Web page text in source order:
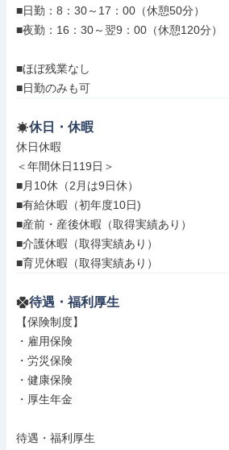
■日勤：8：30～17：00（休憩50分）
■夜勤：16：30～翌9：00（休憩120分）
■ほぼ残業なし
■日勤のみも可
休日・休暇
休日休暇
＜年間休日119日＞
■月10休（2月は9日休）
■有給休暇（初年度10日)
■産前・産後休暇（取得実績あり）
■介護休暇（取得実績あり）
■育児休暇（取得実績あり）
待遇・福利厚生
【保険制度】
・雇用保険
・労災保険
・健康保険
・厚生年金
待遇・福利厚生